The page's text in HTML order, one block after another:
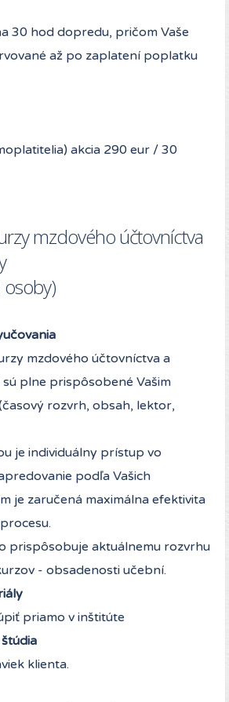
30 hod dopredu, pričom Vaše
až po zaplatení poplatku
akcia 290 eur / 30
mzdového účtovníctva
osoby)
mzdového účtovníctva a
plne prispôsobené Vašim
rozvrh, obsah, lektor,
je individuálny prístup vo
podľa Vašich
je zaručená maximálna efektivita
prispôsobuje aktuálnemu rozvrhu
- obsadenosti učební.
priamo v inštitúte
klienta.